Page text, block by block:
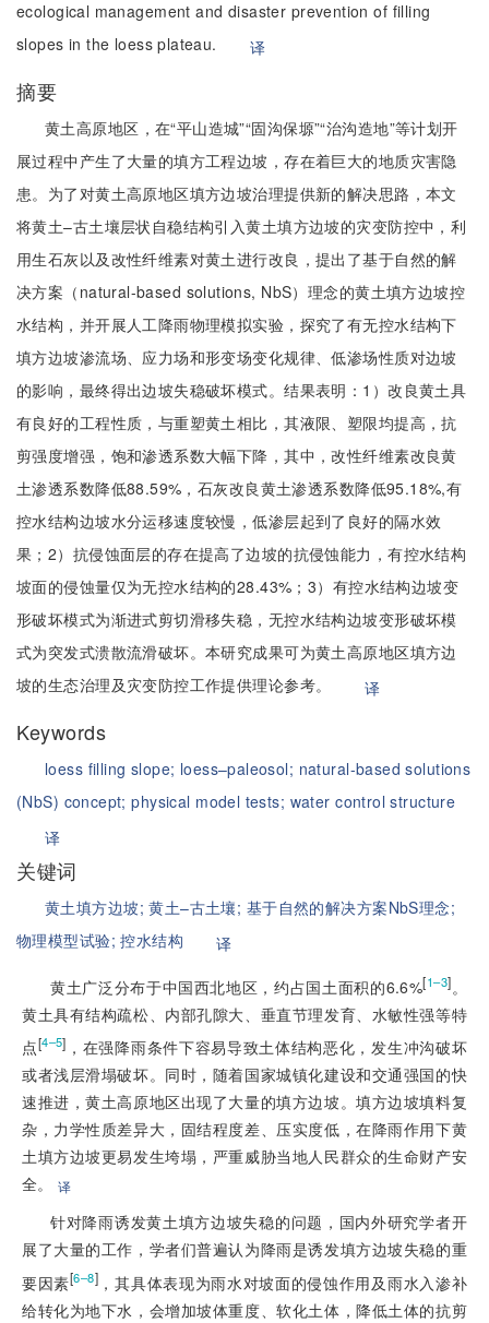
ecological management and disaster prevention of filling
slopes in the loess plateau.
译
摘要
黄土高原地区，在“平山造城”“固沟保塬”“治沟造地”等计划开
展过程中产生了大量的填方工程边坡，存在着巨大的地质灾害隐
患。为了对黄土高原地区填方边坡治理提供新的解决思路，本文
将黄土–古土壤层状自稳结构引入黄土填方边坡的灾变防控中，利
用生石灰以及改性纤维素对黄土进行改良，提出了基于自然的解
决方案（natural-based solutions, NbS）理念的黄土填方边坡控
水结构，并开展人工降雨物理模拟实验，探究了有无控水结构下
填方边坡渗流场、应力场和形变场变化规律、低渗场性质对边坡
的影响，最终得出边坡失稳破坏模式。结果表明：1）改良黄土具
有良好的工程性质，与重塑黄土相比，其液限、塑限均提高，抗
剪强度增强，饱和渗透系数大幅下降，其中，改性纤维素改良黄
土渗透系数降低88.59%，石灰改良黄土渗透系数降低95.18%,有
控水结构边坡水分运移速度较慢，低渗层起到了良好的隔水效
果；2）抗侵蚀面层的存在提高了边坡的抗侵蚀能力，有控水结构
坡面的侵蚀量仅为无控水结构的28.43%；3）有控水结构边坡变
形破坏模式为渐进式剪切滑移失稳，无控水结构边坡变形破坏模
式为突发式溃散流滑破坏。本研究成果可为黄土高原地区填方边
坡的生态治理及灾变防控工作提供理论参考。
译
Keywords
loess filling slope; loess–paleosol; natural-based solutions
(NbS) concept;physical model tests; water control structure
译
关键词
黄土填方边坡;黄土–古土壤; 基于自然的解决方案NbS理念;
物理模型试验;控水结构
译
黄土广泛分布于中国西北地区，约占国土面积的6.6%[1–3]。
黄土具有结构疏松、内部孔隙大、垂直节理发育、水敏性强等特
点[4–5] ，在强降雨条件下容易导致土体结构恶化，发生冲沟破坏
或者浅层滑塌破坏。同时，随着国家城镇化建设和交通强国的快
速推进，黄土高原地区出现了大量的填方边坡。填方边坡填料复
杂，力学性质差异大，固结程度差、压实度低，在降雨作用下黄
土填方边坡更易发生垮塌，严重威胁当地人 民群众的生命财产安
全。
译
针对降雨诱发黄土填方边坡失稳的问题，国内外研究学者开
展了大量的工作，学者们普遍认为降雨是诱发填方边坡失稳的重
要因素[6–8] ，其具体表现为雨水对坡面的侵蚀作用及雨水入渗补
给转化为地下水，会增加坡体重度、软化土体，降低土体的抗剪